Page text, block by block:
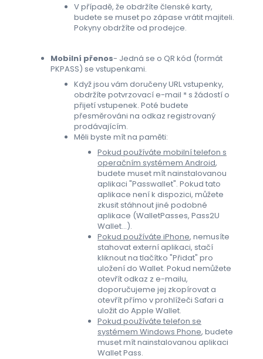
V případě, že obdržíte členské karty,
budete se muset po zápase vrátit majiteli.
Pokyny obdržíte od prodejce.
Mobilní přenos- Jedná se o QR kód (formát
PKPASS) se vstupenkami.
Když jsou vám doručeny URL vstupenky,
obdržíte potvrzovací e-mail * s žádostí o
přijetí vstupenek. Poté budete
přesměrováni na odkaz registrovaný
prodávajícím.
Měli byste mít na paměti:
Pokud používáte mobilní telefon s
operačním systémem Android,
budete muset mít nainstalovanou
aplikaci "Passwallet". Pokud tato
aplikace není k dispozici, můžete
zkusit stáhnout jiné podobné
aplikace (WalletPasses, Pass2U
Wallet...).
Pokud používáte iPhone, nemusíte
stahovat externí aplikaci, stačí
kliknout na tlačítko "Přidat" pro
uložení do Wallet. Pokud nemůžete
otevřít odkaz z e-mailu,
doporučujeme jej zkopírovat a
otevřít přímo v prohlížeči Safari a
uložit do Apple Wallet.
Pokud používáte telefon se
systémem Windows Phone, budete
muset mít nainstalovanou aplikaci
Wallet Pass.